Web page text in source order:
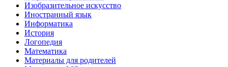
Изобразительное искусство
Иностранный язык
Информатика
История
Логопедия
Математика
Материалы для родителей